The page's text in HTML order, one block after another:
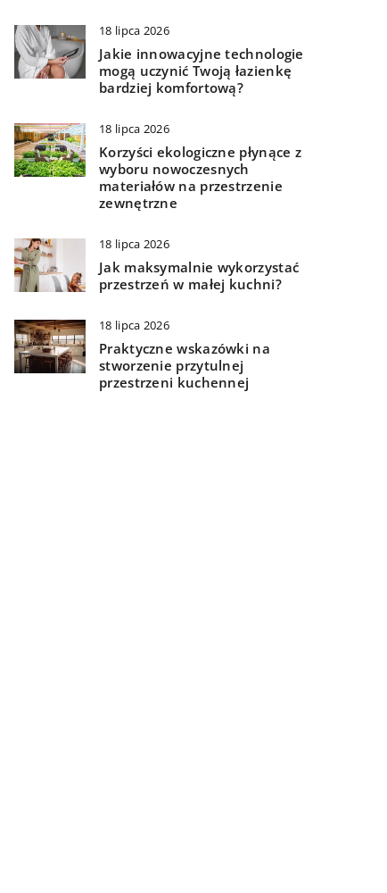
18 lipca 2026
Jakie innowacyjne technologie
mogą uczynić Twoją łazienkę
bardziej komfortową?
18 lipca 2026
Korzyści ekologiczne płynące z
wyboru nowoczesnych
materiałów na przestrzenie
zewnętrzne
18 lipca 2026
Jak maksymalnie wykorzystać
przestrzeń w małej kuchni?
18 lipca 2026
Praktyczne wskazówki na
stworzenie przytulnej
przestrzeni kuchennej